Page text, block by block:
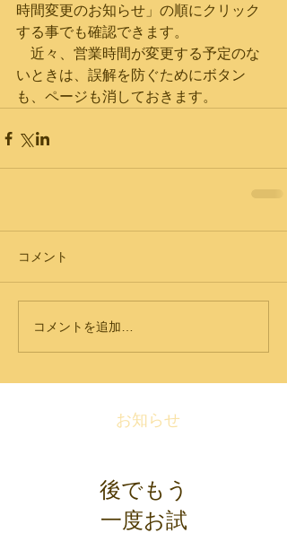
時間変更のお知らせ」の順にクリック
する事でも確認できます。
近々、営業時間が変更する予定のな
いときは、誤解を防ぐためにボタン
も、ページも消しておきます。
コメント
コメントを追加…
お知らせ
後でもう
一度お試